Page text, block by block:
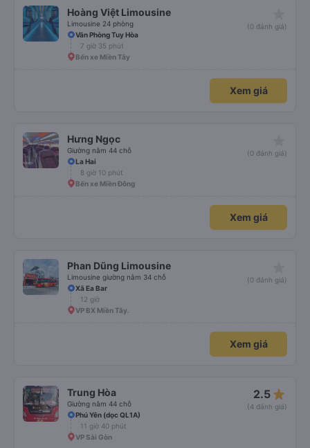
Hoàng Việt Limousine
Limousine 24 phòng
(0 đánh giá)
Văn Phòng Tuy Hòa
7 giờ 35 phút
Bến xe Miền Tây
Xem giá
Hưng Ngọc
Giường nằm 44 chỗ
(0 đánh giá)
La Hai
8 giờ 10 phút
Bến xe Miền Đông
Xem giá
Phan Dũng Limousine
Limousine giường nằm 34 chỗ
(0 đánh giá)
Xã Ea Bar
12 giờ
VP BX Miền Tây.
Xem giá
Trung Hòa
Giường nằm 44 chỗ
2.5 star_rate
(4 đánh giá)
Phú Yên (dọc QL1A)
11 giờ 40 phút
VP Sài Gòn